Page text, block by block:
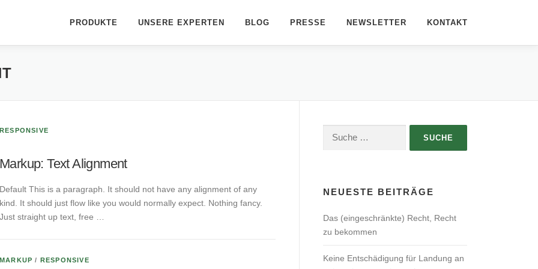
PRODUKTE UNSERE EXPERTEN BLOG PRESSE NEWSLETTER KONTAKT
RESPONSIVE
Markup: Text Alignment
Default This is a paragraph. It should not have any alignment of any
kind. It should just flow like you would normally expect. Nothing fancy.
Just straight up text, free …
MARKUP / RESPONSIVE
NEUESTE BEITRÄGE
Das (eingeschränkte) Recht, Recht
zu bekommen
Keine Entschädigung für Landung an